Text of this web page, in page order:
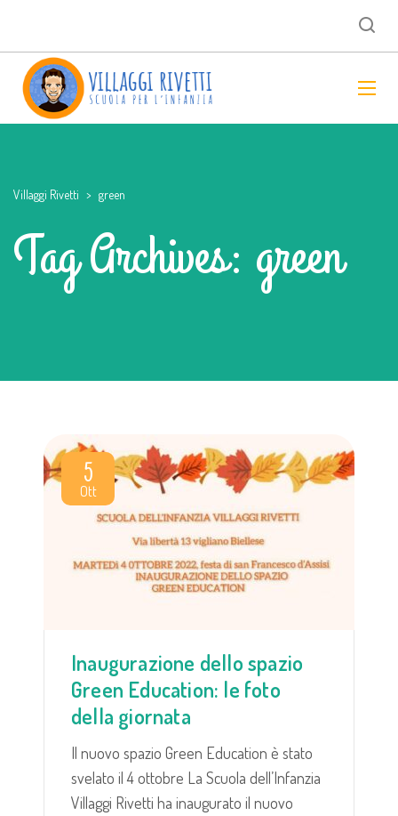
Villaggi Rivetti > green
Tag Archives: green
5
Ott
Inaugurazione dello spazio
Green Education: le foto
della giornata
Il nuovo spazio Green Education è stato
svelato il 4 ottobre La Scuola dell’Infanzia
Villaggi Rivetti ha inaugurato il nuovo